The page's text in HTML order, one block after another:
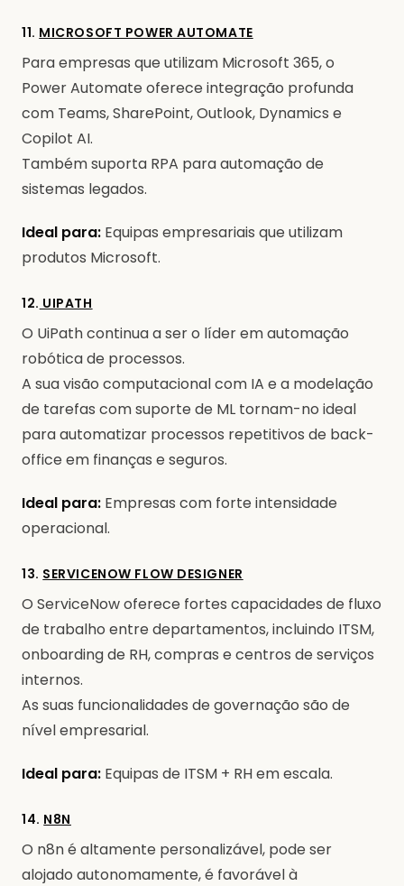
11. MICROSOFT POWER AUTOMATE
Para empresas que utilizam Microsoft 365, o
Power Automate oferece integração profunda
com Teams, SharePoint, Outlook, Dynamics e
Copilot AI.
Também suporta RPA para automação de
sistemas legados.
Ideal para: Equipas empresariais que utilizam
produtos Microsoft.
12. UIPATH
O UiPath continua a ser o líder em automação
robótica de processos.
A sua visão computacional com IA e a modelação
de tarefas com suporte de ML tornam-no ideal
para automatizar processos repetitivos de back-
office em finanças e seguros.
Ideal para: Empresas com forte intensidade
operacional.
13. SERVICENOW FLOW DESIGNER
O ServiceNow oferece fortes capacidades de fluxo
de trabalho entre departamentos, incluindo ITSM,
onboarding de RH, compras e centros de serviços
internos.
As suas funcionalidades de governação são de
nível empresarial.
Ideal para: Equipas de ITSM + RH em escala.
14. N8N
O n8n é altamente personalizável, pode ser
alojado autonomamente, é favorável à